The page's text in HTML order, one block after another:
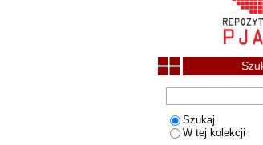
Szukaj
W tej kolekcji